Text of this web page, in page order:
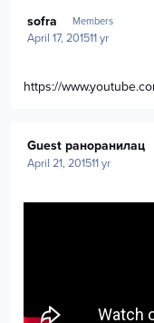
sofra Members
April 17, 201511 yr
https://
Guest раноранилац
April 21, 201511 yr